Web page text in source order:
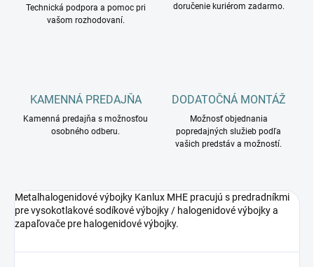
Technická podpora a pomoc pri
vašom rozhodovaní.
doručenie kuriérom zadarmo.
KAMENNÁ PREDAJŇA
Kamenná predajňa s možnosťou
osobného odberu.
DODATOČNÁ MONTÁŽ
Možnosť objednania
popredajných služieb podľa
vašich predstáv a možností.
Metalhalogenidové výbojky Kanlux MHE pracujú s predradníkmi
pre vysokotlakové sodíkové výbojky / halogenidové výbojky a
zapaľovače pre halogenidové výbojky.